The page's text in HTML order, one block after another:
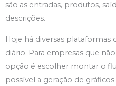
são as entradas, produtos,
descrições.
Hoje há diversas plataformas
diário. Para empresas que
opção é escolher montar o
possível a geração de